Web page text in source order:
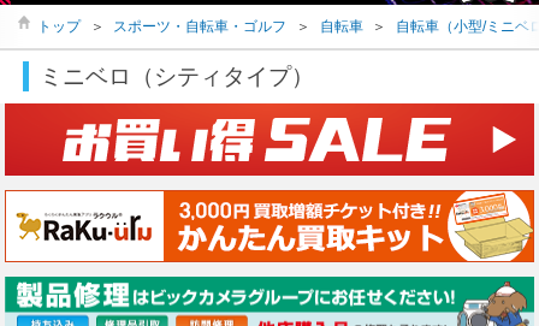
トップ ＞ スポーツ・自転車・ゴルフ ＞ 自転車 ＞ 自転車（小型/ミニベ
ミニベロ（シティタイプ）